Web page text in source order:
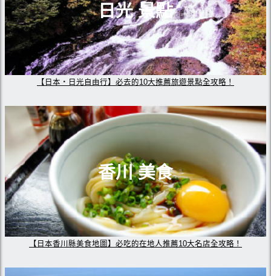
日光 景點
【日本・日光自由行】必去的10大推薦旅遊景點全攻略！
香川 美食
【日本香川縣美食地圖】必吃的在地人推薦10大名店全攻略！